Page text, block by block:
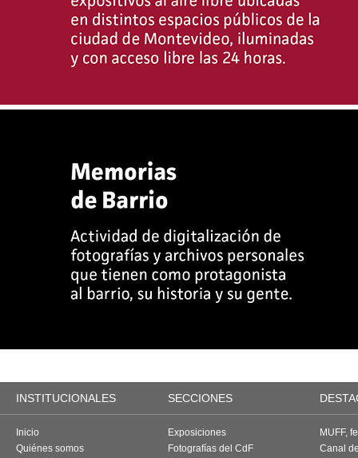
INSTITUCIONALES SECCIONES
Inicio
Quiénes somos
Exposiciones
Fotografías del CdF
MUFF,
Canal